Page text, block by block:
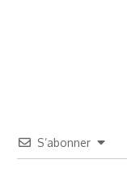
S’abonner